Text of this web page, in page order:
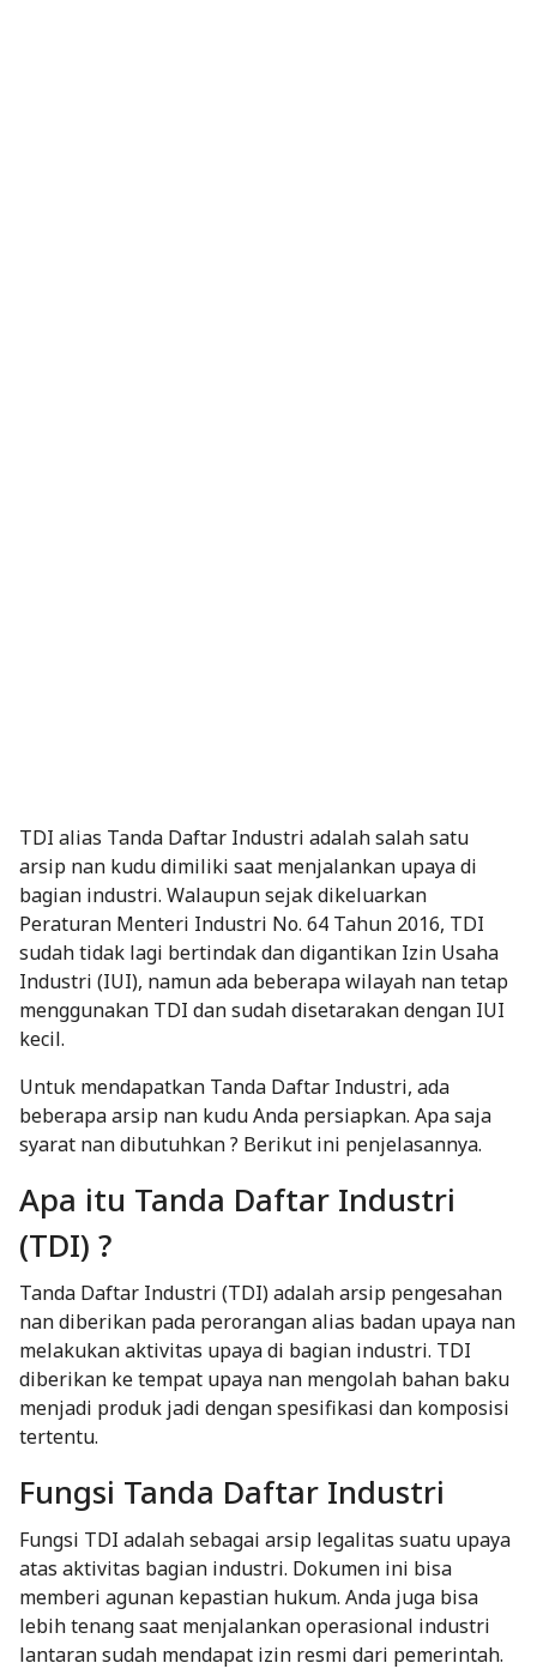
TDI alias Tanda Daftar Industri adalah salah satu
arsip nan kudu dimiliki saat menjalankan upaya di
bagian industri. Walaupun sejak dikeluarkan
Peraturan Menteri Industri No. 64 Tahun 2016, TDI
sudah tidak lagi bertindak dan digantikan Izin Usaha
Industri (IUI), namun ada beberapa wilayah nan tetap
menggunakan TDI dan sudah disetarakan dengan IUI
kecil.
Untuk mendapatkan Tanda Daftar Industri, ada
beberapa arsip nan kudu Anda persiapkan. Apa saja
syarat nan dibutuhkan ? Berikut ini penjelasannya.
Apa itu Tanda Daftar Industri
(TDI) ?
Tanda Daftar Industri (TDI) adalah arsip pengesahan
nan diberikan pada perorangan alias badan upaya nan
melakukan aktivitas upaya di bagian industri. TDI
diberikan ke tempat upaya nan mengolah bahan baku
menjadi produk jadi dengan spesifikasi dan komposisi
tertentu.
Fungsi Tanda Daftar Industri
Fungsi TDI adalah sebagai arsip legalitas suatu upaya
atas aktivitas bagian industri. Dokumen ini bisa
memberi agunan kepastian hukum. Anda juga bisa
lebih tenang saat menjalankan operasional industri
lantaran sudah mendapat izin resmi dari pemerintah.